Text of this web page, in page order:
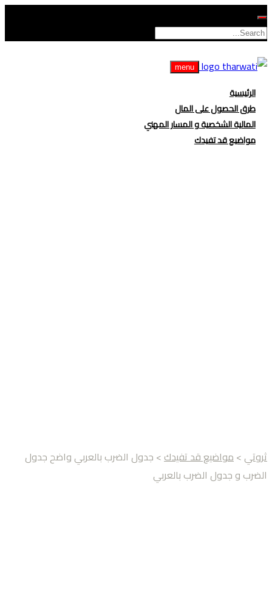
menu
الرئيسية
طرق الحصول على المال
المالية الشخصية و المسار المهني
مواضيع قد تفيدك
ثروتي>مواضيع قد تفيدك> جدول الضرب بالعربي واضح جدول
الضرب و جدول الضرب بالعربي